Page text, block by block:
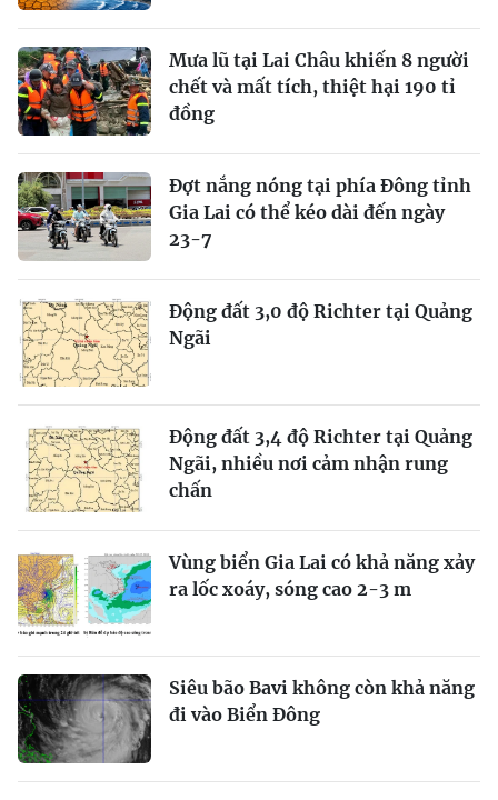
Mưa lũ tại Lai Châu khiến 8 người
chết và mất tích, thiệt hại 190 tỉ
đồng
Đợt nắng nóng tại phía Đông tỉnh
Gia Lai có thể kéo dài đến ngày
23-7
Động đất 3,0 độ Richter tại Quảng
Ngãi
Động đất 3,4 độ Richter tại Quảng
Ngãi, nhiều nơi cảm nhận rung
chấn
Vùng biển Gia Lai có khả năng xảy
ra lốc xoáy, sóng cao 2-3 m
Siêu bão Bavi không còn khả năng
đi vào Biển Đông